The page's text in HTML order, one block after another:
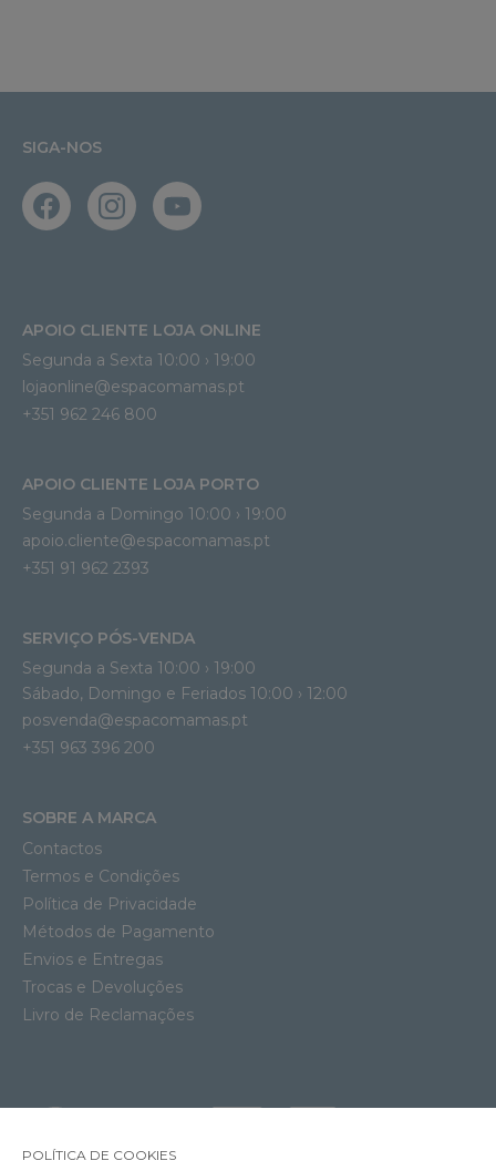
SIGA-NOS
APOIO CLIENTE LOJA ONLINE
Segunda a Sexta 10:00 › 19:00
lojaonline@espacomamas.pt
+351 962 246 800
APOIO CLIENTE LOJA PORTO
Segunda a Domingo 10:00 › 19:00
apoio.cliente@espacomamas.pt
+351 91 962 2393
SERVIÇO PÓS-VENDA
Segunda a Sexta 10:00 › 19:00
Sábado, Domingo e Feriados 10:00 › 12:00
posvenda@espacomamas.pt
+351 963 396 200
SOBRE A MARCA
Contactos
Termos e Condições
Política de Privacidade
Métodos de Pagamento
Envios e Entregas
Trocas e Devoluções
Livro de Reclamações
POLÍTICA DE COOKIES